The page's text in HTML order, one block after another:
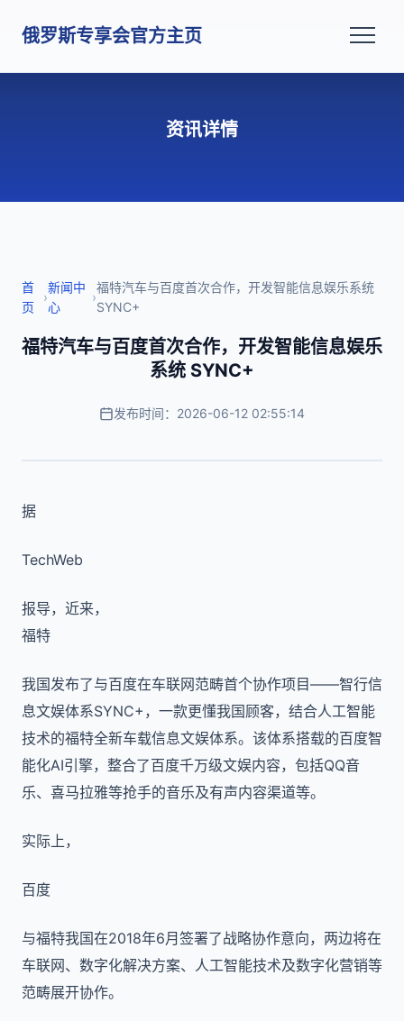
俄罗斯专享会官方主页
资讯详情
首
页
›
新闻中
心
›
福特汽车与百度首次合作，开发智能信息娱乐系统
SYNC+
福特汽车与百度首次合作，开发智能信息娱乐
系统 SYNC+
发布时间：2026-06-12 02:55:14
据
TechWeb
报导，近来，
福特
我国发布了与百度在车联网范畴首个协作项目——智行信
息文娱体系SYNC+，一款更懂我国顾客，结合人工智能
技术的福特全新车载信息文娱体系。该体系搭载的百度智
能化AI引擎，整合了百度千万级文娱内容，包括QQ音
乐、喜马拉雅等抢手的音乐及有声内容渠道等。
实际上，
百度
与福特我国在2018年6月签署了战略协作意向，两边将在
车联网、数字化解决方案、人工智能技术及数字化营销等
范畴展开协作。